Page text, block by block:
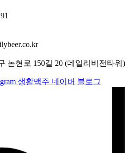
논현로 150길 20 (데일리비전타워)
생활맥주 네이버 블로그